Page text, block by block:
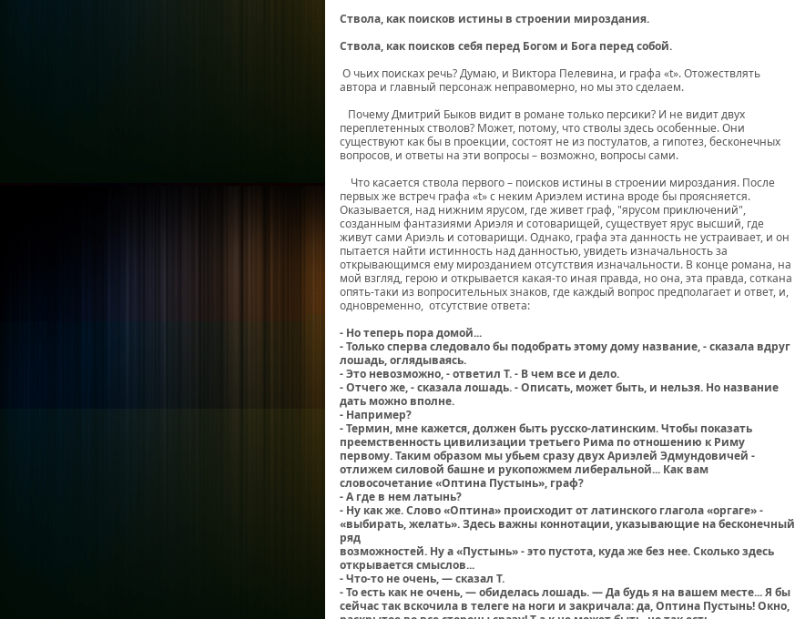
Ствола, как поисков истины в строении мироздания.
Ствола, как поисков себя перед Богом и Бога перед собой.
О чьих поисках речь? Думаю, и Виктора Пелевина, и графа «t». Отожествлять
автора и главный персонаж неправомерно, но мы это сделаем.
Почему Дмитрий Быков видит в романе только персики? И не видит двух
переплетенных стволов? Может, потому, что стволы здесь особенные. Они
существуют как бы в проекции, состоят не из постулатов, а гипотез, бесконечных
вопросов, и ответы на эти вопросы – возможно, вопросы сами.
Что касается ствола первого – поисков истины в строении мироздания. После
первых же встреч графа «t» с неким Ариэлем истина вроде бы проясняется.
Оказывается, над нижним ярусом, где живет граф, "ярусом приключений",
созданным фантазиями Ариэля и сотоварищей, существует ярус высший, где
живут сами Ариэль и сотоварищи. Однако, графа эта данность не устраивает, и он
пытается найти истинность над данностью, увидеть изначальность за
открывающимся ему мирозданием отсутствия изначальности. В конце романа, на
мой взгляд, герою и открывается какая-то иная правда, но она, эта правда, соткана
опять-таки из вопросительных знаков, где каждый вопрос предполагает и ответ, и,
одновременно, отсутствие ответа:
- Но теперь пора домой...
- Только сперва следовало бы подобрать этому дому название, - сказала вдруг
лошадь, оглядываясь.
- Это невозможно, - ответил Т. - В чем все и дело.
- Отчего же, - сказала лошадь. - Описать, может быть, и нельзя. Но название
дать можно вполне.
- Например?
- Термин, мне кажется, должен быть русско-латинским. Чтобы показать
преемственность цивилизации третьего Рима по отношению к Риму
первому. Таким образом мы убьем сразу двух Ариэлей Эдмундовичей -
отлижем силовой башне и рукопожмем либеральной... Как вам
словосочетание «Оптина Пустынь», граф?
- А где в нем латынь?
- Ну как же. Слово «Оптина» происходит от латинского глагола «оргаге» -
«выбирать, желать». Здесь важны коннотации, указывающие на бесконечный
ряд
возможностей. Ну а «Пустынь» - это пустота, куда же без нее. Сколько здесь
открывается смыслов...
- Что-то не очень, — сказал Т.
- То есть как не очень, — обиделась лошадь. — Да будь я на вашем месте... Я бы
сейчас так вскочила в телеге на ноги и закричала: да, Оптина Пустынь! Окно,